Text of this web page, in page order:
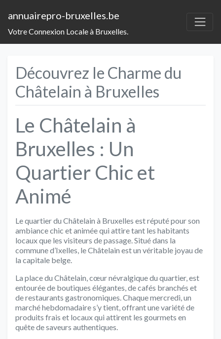
annuairepro-bruxelles.be
Votre Connexion Locale à Bruxelles.
Découvrez le Charme du
Châtelain à Bruxelles
Le Châtelain à
Bruxelles : Un
Quartier Chic et
Animé
Le quartier du Châtelain à Bruxelles est réputé pour son
ambiance chic et animée qui attire tant les habitants
locaux que les visiteurs de passage. Situé dans la
commune d’Ixelles, le Châtelain est un véritable joyau de
la capitale belge.
La place du Châtelain, cœur névralgique du quartier, est
entourée de boutiques élégantes, de cafés branchés et
de restaurants gastronomiques. Chaque mercredi, un
marché hebdomadaire s’y tient, offrant une variété de
produits frais et locaux qui attirent les gourmets en
quête de saveurs authentiques.